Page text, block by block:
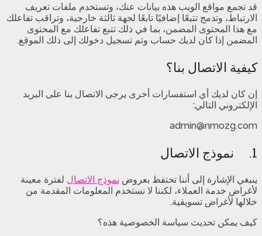
قد تجمع مواقع الويب هذه بيانات عنك، وتستخدم ملفات تعريف
الارتباط، وتدمج تتبعًا إضافيًا تابعًا لجهة ثالثة خارجية، وتراقب تفاعلك
مع هذا المحتوى المضمن، بما في ذلك تتبع تفاعلك مع المحتوى
المضمن إذا كان لديك حساب وتم تسجيل دخولك إلى ذلك الموقع.
كيفية الاتصال بنا؟
إن كان لديك أي استفسارات أخرى يرجى الاتصال بنا على البريد
الإلكتروني التالي:
admin@nmozg.com
1. نموذج الاتصال
ينبغي الإشارة إلى أننا تحتفظ بعروض نموذج الاتصال لفترة معينة
لأغراض خدمة العملاء، لكننا لا نستخدم المعلومات المقدمة من
خلالها لأغراض تسويقية.
كيف يمكن تحديث سياسة الخصوصية هذه؟